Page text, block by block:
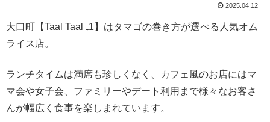
2025.04.12
大口町【Taal Taal ₊1】はタマゴの巻き方が選べる人気オム
ライス店。
ランチタイムは満席も珍しくなく、カフェ風のお店にはマ
マ会や女子会、ファミリーやデート利用まで様々なお客さ
んが幅広く食事を楽しまれています。